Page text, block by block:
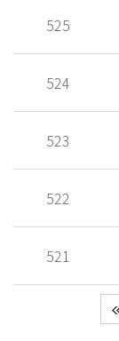
525
524
523
522
521